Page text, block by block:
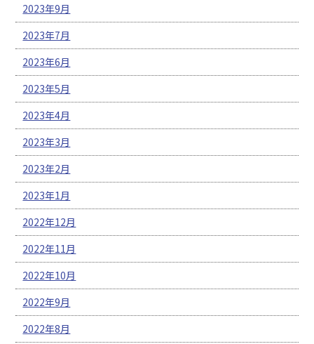
2023年9月
2023年7月
2023年6月
2023年5月
2023年4月
2023年3月
2023年2月
2023年1月
2022年12月
2022年11月
2022年10月
2022年9月
2022年8月